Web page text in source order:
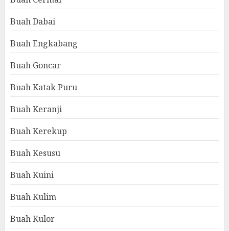
Buah Dabai
Buah Engkabang
Buah Goncar
Buah Katak Puru
Buah Keranji
Buah Kerekup
Buah Kesusu
Buah Kuini
Buah Kulim
Buah Kulor